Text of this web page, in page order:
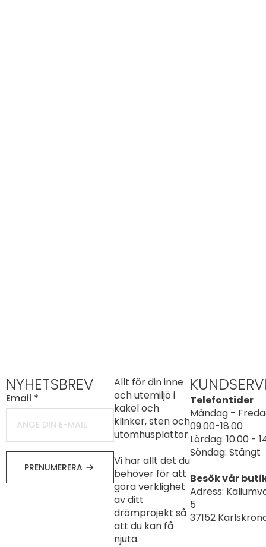
NYHETSBREV
Email *
PRENUMERERA
Allt för din inne
och utemiljö i
kakel och
klinker, sten och
utomhusplattor.
Vi har allt det du
behöver för att
göra verklighet
av ditt
drömprojekt så
att du kan få
njuta.
Telefontider
Måndag -
09.00-18.00
Lördag: 10.00 -
Söndag: Stängt
Besök vår
Adress:
5
37152